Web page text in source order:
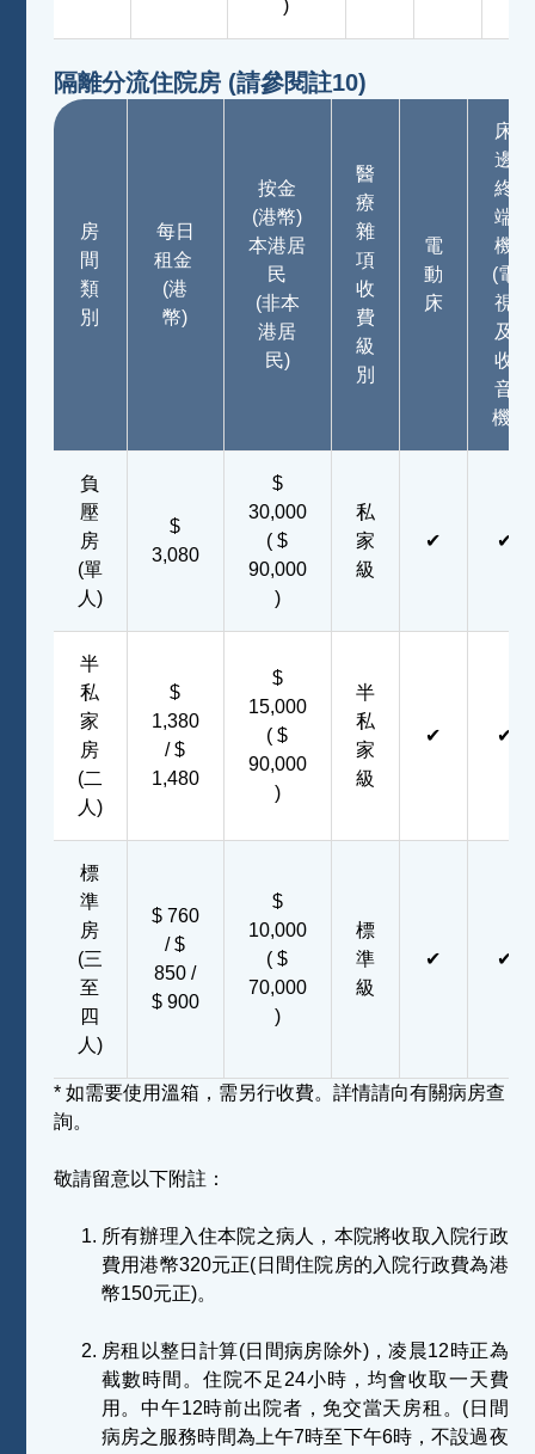
)
隔離分流住院房 (請參閱註10)
房
間
類
別
每日
租金
(港
幣)
按金
(港幣)
本港居
民
(非本
港居
民)
醫
療
雜
項
收
費
級
別
電
動
床
床
邊
終
端
機
(電
視
及
收
音
機)
負
壓
房
(單
人)
$
3,080
$
30,000
( $
90,000
)
私
家
級
✔ ✔
半
私
家
房
(二
人)
$
1,380
/ $
1,480
$
15,000
( $
90,000
)
半
私
家
級
✔ ✔
標
準
房
(三
至
四
人)
$ 760
/ $
850 /
$ 900
$
10,000
( $
70,000
)
標
準
級
✔ ✔
* 如需要使用溫箱，需另行收費。詳情請向有關病房查
詢。
敬請留意以下附註：
所有辦理入住本院之病人，本院將收取入院行政
費用港幣320元正(日間住院房的入院行政費為港
幣150元正)。
房租以整日計算(日間病房除外)，凌晨12時正為
截數時間。住院不足24小時，均會收取一天費
用。中午12時前出院者，免交當天房租。(日間
病房之服務時間為上午7時至下午6時，不設過夜